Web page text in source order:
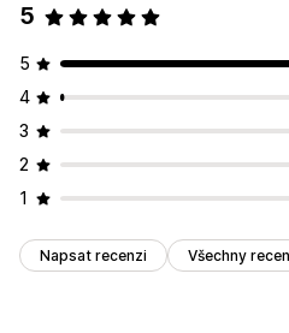
5
5
4
3
2
1
Napsat recenzi Všechny